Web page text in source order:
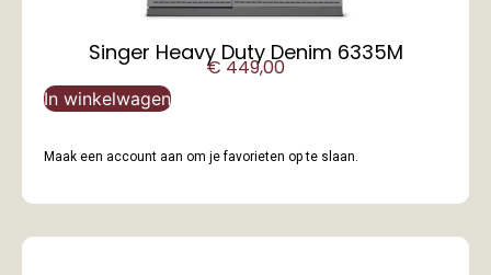
Singer Heavy Duty Denim 6335M
€449,00
In winkelwagen
Maak een account aan om je favorieten op te slaan.